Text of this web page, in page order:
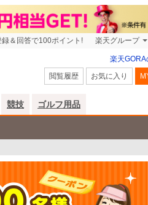
録＆回答で100ポイント! 楽天グループ
楽天
閲覧履歴
お気に入り
競技 ゴルフ用品